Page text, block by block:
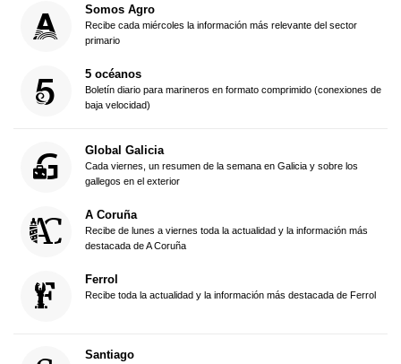
Somos Agro
Recibe cada miércoles la información más relevante del sector
primario
5 océanos
Boletín diario para marineros en formato comprimido (conexiones de
baja velocidad)
Global Galicia
Cada viernes, un resumen de la semana en Galicia y sobre los
gallegos en el exterior
A Coruña
Recibe de lunes a viernes toda la actualidad y la información más
destacada de A Coruña
Ferrol
Recibe toda la actualidad y la información más destacada de Ferrol
Santiago